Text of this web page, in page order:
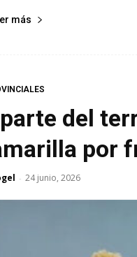
más
del
por
- 24 junio, 2026